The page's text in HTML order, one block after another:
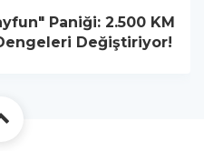
Paniği: 2.500 KM
Değiştiriyor!